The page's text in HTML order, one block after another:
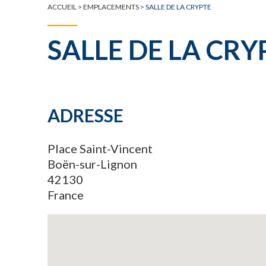
ACCUEIL > EMPLACEMENTS > SALLE DE LA CRYPTE
SALLE DE LA
ADRESSE
Place Saint-Vincent
Boën-sur-Lignon
42130
France